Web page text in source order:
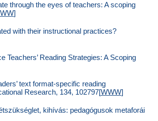
through the eyes of teachers: A scoping
]
with their instructional practices?
Reading Strategies: A Scoping
text format-specific reading
Research, 134, 102797[WWW]
kihívás: pedagógusok metaforái